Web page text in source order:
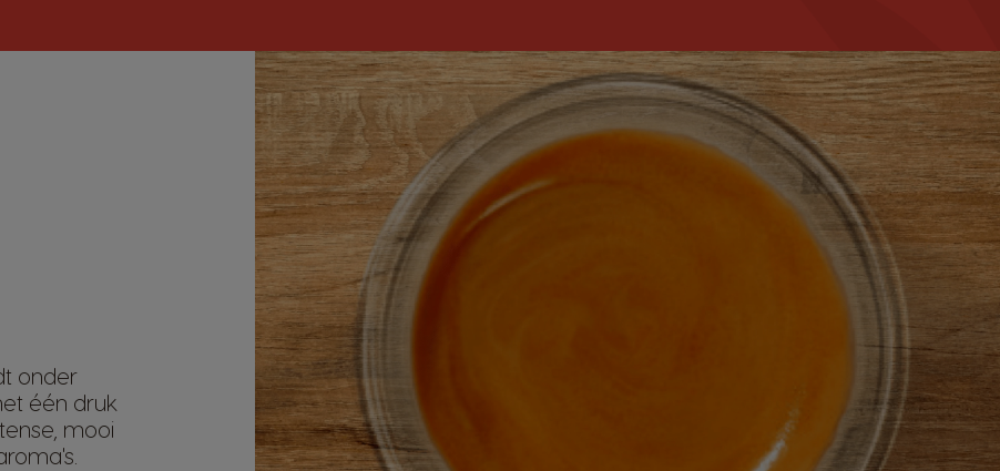
onder
één druk
mooi